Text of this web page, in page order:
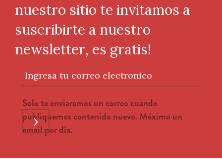
nuestro sitio te invitamos a
suscribirte a nuestro
newsletter, es gratis!
Ingresa tu correo electronico
Solo te enviaremos un correo cuando
publiquemos contenido nuevo. Máximo un
email por día.
›